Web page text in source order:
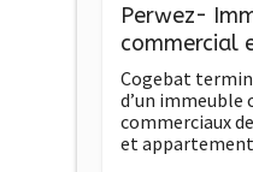
Perwez-
commercial
Cogebat
d’un immeuble
commerciaux
et